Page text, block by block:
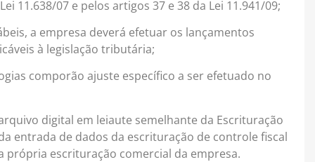
11.638/07 e pelos artigos 37 e 38 da Lei 11.941/09;
a empresa deverá efetuar os lançamentos
à legislação tributária;
comporão ajuste específico a ser efetuado no
digital em leiaute semelhante da Escrituração
entrada de dados da escrituração de controle fiscal
própria escrituração comercial da empresa.